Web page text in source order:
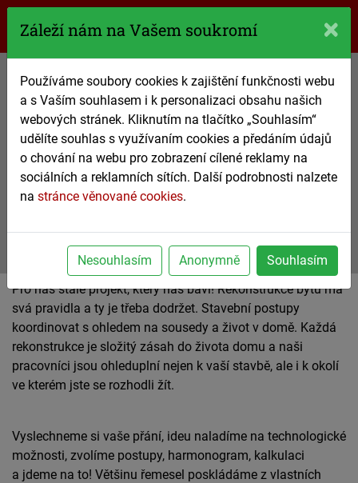
770 61 61 61
Rekonstrukce bytů
a staveb
od malých oprav po veliké změny
770 61 61 61
nezávazná poptávka
Pro nás stále projekt, který nás baví! Rekonstrukce bytu má
svá pravidla a ty je třeba dodržet. Stavební postupy
koordinovat s ohledem na sousedy a život v domě. Každá
rekonstrukce je složitý zásah do života domu a naši
pracovníci jsou ohleduplní nejen k vaší stavbě, ale i k okolí
ve kterém jste se rozhodli žít.
Vyslechneme si vaše přání, ideu naladíme na technologické
možnosti, zvolíme postupy, harmonogram, kalkulaci
a jdeme na to! Většinu řemesel poskládáme z vlastních
Záleží nám na Vašem soukromí
Používáme soubory cookies k zajištění funkčnosti webu
a s Vaším souhlasem i k personalizaci obsahu našich
webových stránek. Kliknutím na tlačítko „Souhlasím“
udělíte souhlas s využívaním cookies a předáním údajů
o chování na webu pro zobrazení cílené reklamy na
sociálních a reklamních sítích. Další podrobnosti nalzete
na stránce věnované cookies.
Nesouhlasím Anonymně Souhlasím